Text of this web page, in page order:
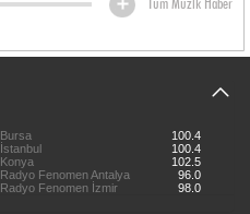
Bursa
100.4
İstanbul
100.4
Konya
102.5
Radyo Fenomen Antalya
96.0
Radyo Fenomen İzmir 98.0